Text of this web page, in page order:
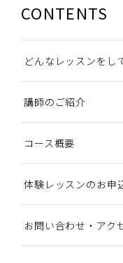
CONTENTS
どんなレッスンをし
講師のご紹介
コース概要
体験レッスンのお申
お問い合わせ・アク